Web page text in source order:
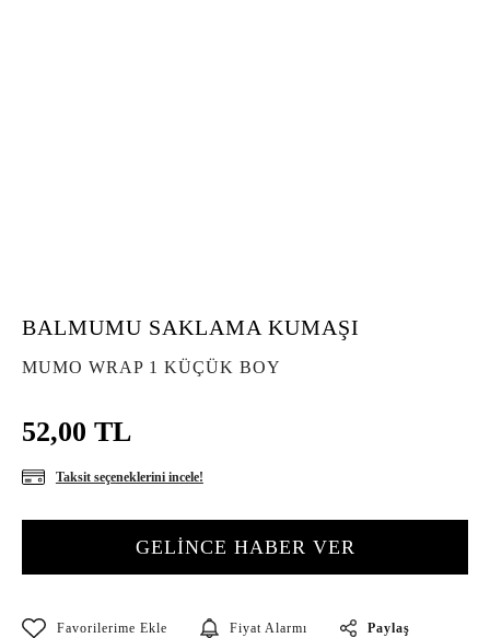
BALMUMU SAKLAMA KUMAŞI
MUMO WRAP 1 KÜÇÜK BOY
52,00 TL
Taksit seçeneklerini incele!
GELİNCE HABER VER
Fiyat Alarmı Paylaş